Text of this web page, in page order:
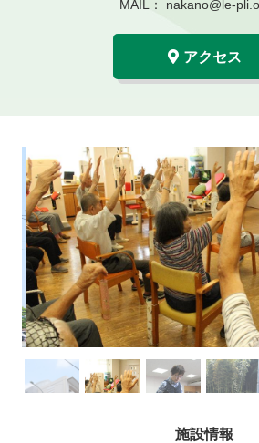
MAIL： nakano@le-
アクセス
施設情報